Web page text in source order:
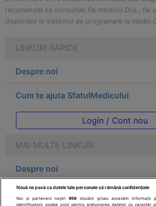
recomandat sa consultati fie medicul Dvs., fie
disponibili in sistemul de programare la medic
LINKURI RAPIDE
Despre noi
Cum te ajuta SfatulMedicului
Login / Cont nou
MAI MULTE LINKURI
Despre noi
Legal
Nouă ne pasă ca datele tale personale să rămână confidențiale
Noi și partenerii noștri959 stocăm și/sau accesăm informații
identificatorii cookie unici pentru prelucrarea datelor cu caracter